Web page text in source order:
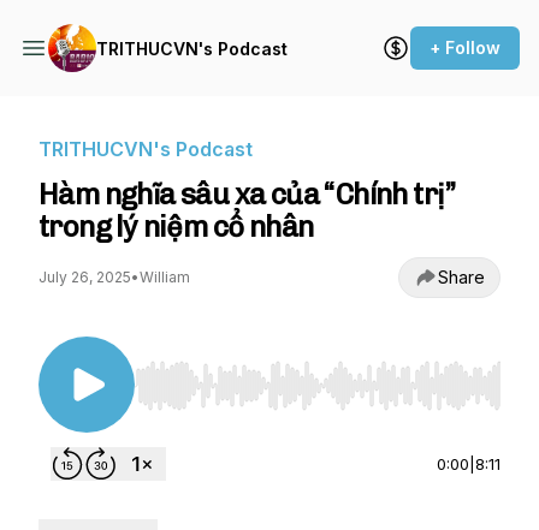
TRITHUCVN's Podcast + Follow
TRITHUCVN's Podcast
Hàm nghĩa sâu xa của “Chính trị”
trong lý niệm cổ nhân
July 26, 2025•William Share
Use Left/Right to seek, Home/End to jump to
0:00 8:11